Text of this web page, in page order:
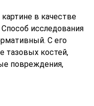
в качестве
исследования
С его
тазовых костей,
повреждения,